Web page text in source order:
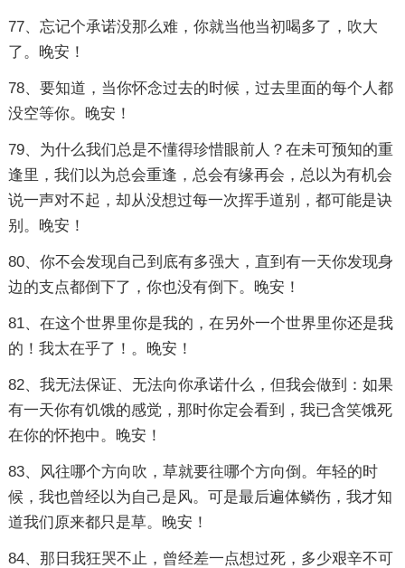
77、忘记个承诺没那么难，你就当他当初喝多了，吹大
了。晚安！
78、要知道，当你怀念过去的时候，过去里面的每个人都
没空等你。晚安！
79、为什么我们总是不懂得珍惜眼前人？在未可预知的重
逢里，我们以为总会重逢，总会有缘再会，总以为有机会
说一声对不起，却从没想过每一次挥手道别，都可能是诀
别。晚安！
80、你不会发现自己到底有多强大，直到有一天你发现身
边的支点都倒下了，你也没有倒下。晚安！
81、在这个世界里你是我的，在另外一个世界里你还是我
的！我太在乎了！。晚安！
82、我无法保证、无法向你承诺什么，但我会做到：如果
有一天你有饥饿的感觉，那时你定会看到，我已含笑饿死
在你的怀抱中。晚安！
83、风往哪个方向吹，草就要往哪个方向倒。年轻的时
候，我也曾经以为自己是风。可是最后遍体鳞伤，我才知
道我们原来都只是草。晚安！
84、那日我狂哭不止，曾经差一点想过死，多少艰辛不可